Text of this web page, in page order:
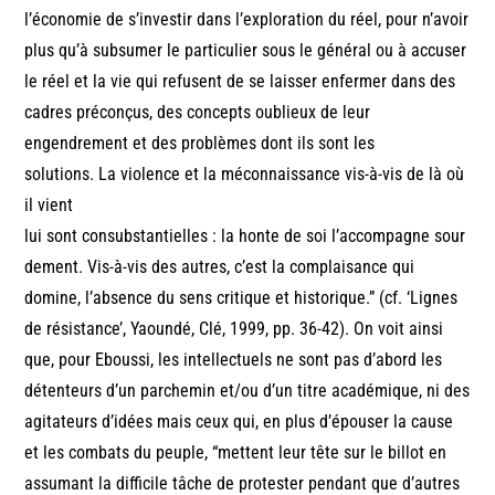
l’économie de s’investir dans l’exploration du réel, pour n’avoir
plus qu’à subsumer le particulier sous le général ou à accuser
le réel et la vie qui refusent de se laisser enfermer dans des
cadres préconçus, des concepts oublieux de leur
engendrement et des problèmes dont ils sont les
solutions. La violence et la méconnaissance vis-à-vis de là où
il vient
lui sont consubstantielles : la honte de soi l’accompagne sour
dement. Vis-à-vis des autres, c’est la complaisance qui
domine, l’absence du sens critique et historique.” (cf. ‘Lignes
de résistance’, Yaoundé, Clé, 1999, pp. 36-42). On voit ainsi
que, pour Eboussi, les intellectuels ne sont pas d’abord les
détenteurs d’un parchemin et/ou d’un titre académique, ni des
agitateurs d’idées mais ceux qui, en plus d’épouser la cause
et les combats du peuple, “mettent leur tête sur le billot en
assumant la difficile tâche de protester pendant que d’autres